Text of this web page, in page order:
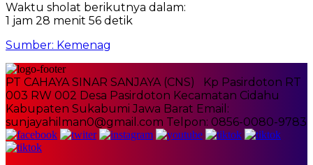
Waktu sholat berikutnya dalam:
1 jam 28 menit 56 detik
Sumber: Kemenag
PT CAHAYA SINAR SANJAYA (CNS) Kp Pasirdoton RT
003 RW 002 Desa Pasirdoton Kecamatan Cidahu
Kabupaten Sukabumi Jawa Barat Email:
sunjayahilman0@gmail.com Telpon: 0856-0080-9783